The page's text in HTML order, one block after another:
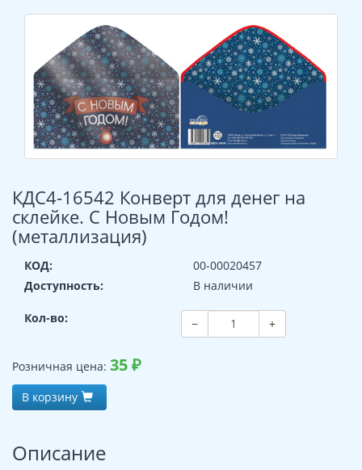
КДС4-16542 Конверт для денег на
склейке. С Новым Годом!
(металлизация)
КОД:
00-00020457
Доступность:
В наличии
Кол-во: − +
Розничная цена: 35₽
В корзину
Описание